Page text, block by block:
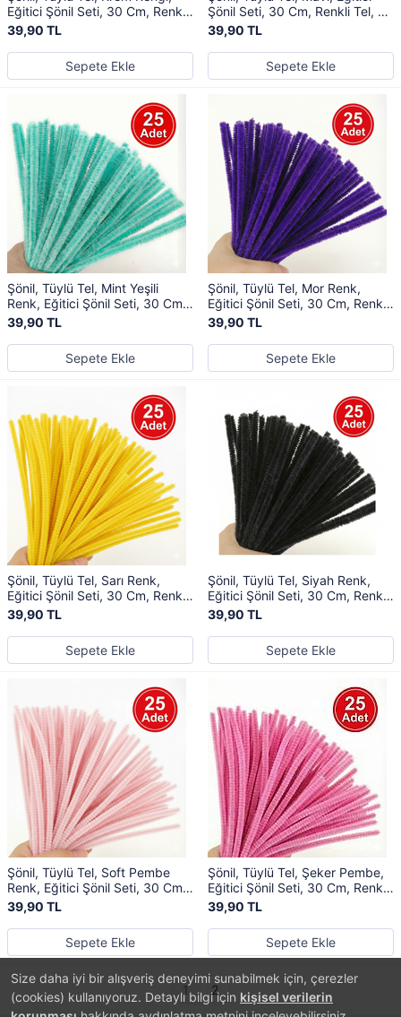
Size daha iyi bir alışveriş deneyimi sunabilmek için, çerezler
(cookies) kullanıyoruz. Detaylı bilgi için kişisel verilerin
Eğitici Şönil Seti, 30 Cm, Renkli
Tel, 25 Adet, Peluş Çubuklar
39,90 TL
Sepete Ekle
Şönil Seti, 30 Cm, Renkli Tel, 25
Adet, Peluş Çubuklar
39,90 TL
Sepete Ekle
Şönil, Tüylü Tel, Mint Yeşili
Renk, Eğitici Şönil Seti, 30 Cm,
Renkli Tel, 25 Adet, Peluş
Çubuklar
39,90 TL
Sepete Ekle
Şönil, Tüylü Tel, Mor Renk,
Eğitici Şönil Seti, 30 Cm, Renkli
Tel, 25 Adet, Peluş Çubuklar
39,90 TL
Sepete Ekle
Şönil, Tüylü Tel, Sarı Renk,
Eğitici Şönil Seti, 30 Cm, Renkli
Tel, 25 Adet, Peluş Çubuklar
39,90 TL
Sepete Ekle
Şönil, Tüylü Tel, Siyah Renk,
Eğitici Şönil Seti, 30 Cm, Renkli
Tel, 25 Adet, Peluş Çubuklar
39,90 TL
Sepete Ekle
Şönil, Tüylü Tel, Soft Pembe
Renk, Eğitici Şönil Seti, 30 Cm,
Renkli Tel, 25 Adet, Peluş
Çubuklar
39,90 TL
Sepete Ekle
Şönil, Tüylü Tel, Şeker Pembe,
Eğitici Şönil Seti, 30 Cm, Renkli
Tel, 25 Adet, Peluş Çubuklar
39,90 TL
Sepete Ekle
1 2